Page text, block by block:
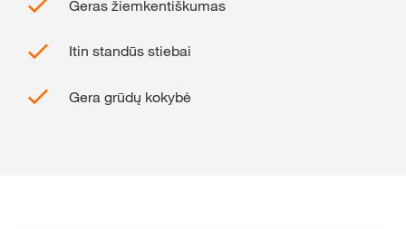
Geras žiemkentiškumas
Itin standūs stiebai
Gera grūdų kokybė